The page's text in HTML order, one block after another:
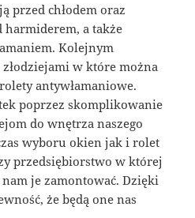
przed chłodem oraz
harmiderem, a także
Kolejnym
w które można
antywłamaniowe.
poprzez skomplikowanie
do wnętrza naszego
wyboru okien jak i rolet
przedsiębiorstwo w której
je zamontować. Dzięki
że będą one nas